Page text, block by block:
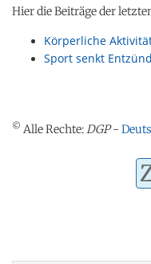
Hier die Beiträge der
Körperliche
Sport senkt
© Alle Rechte:DGP-